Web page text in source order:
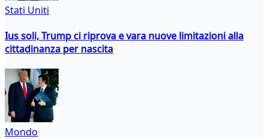
Stati Uniti
Ius soli, Trump ci riprova e vara nuove limitazioni alla
cittadinanza per nascita
Mondo